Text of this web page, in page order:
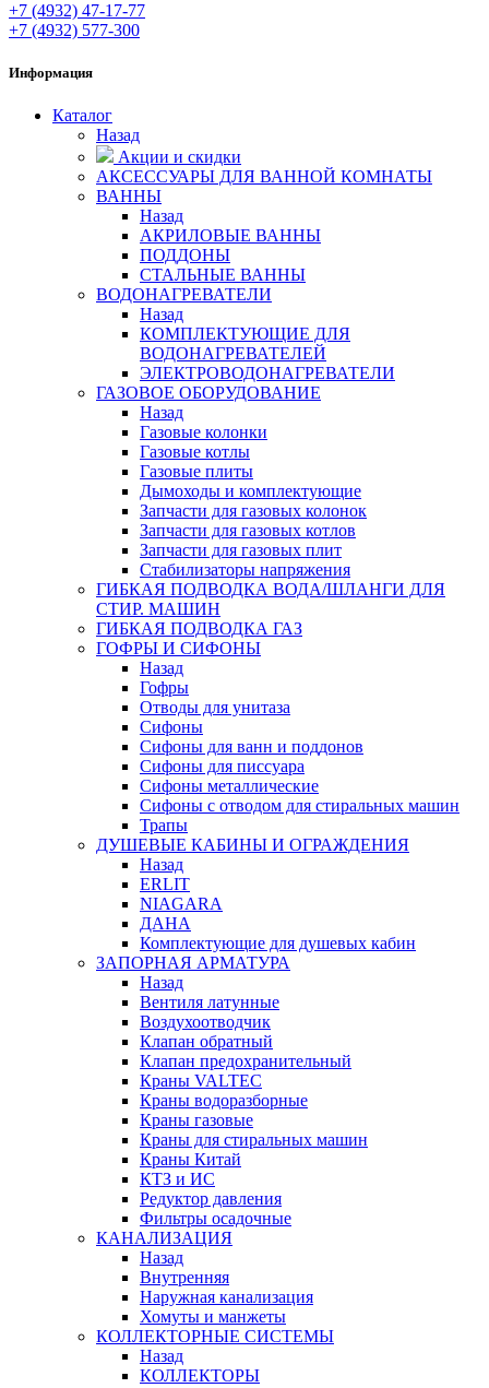
+7 (4932) 47-17-77
+7 (4932) 577-300
Информация
Каталог
Назад
Акции и скидки
АКСЕССУАРЫ ДЛЯ ВАННОЙ КОМНАТЫ
ВАННЫ
Назад
АКРИЛОВЫЕ ВАННЫ
ПОДДОНЫ
СТАЛЬНЫЕ ВАННЫ
ВОДОНАГРЕВАТЕЛИ
Назад
КОМПЛЕКТУЮЩИЕ ДЛЯ
ВОДОНАГРЕВАТЕЛЕЙ
ЭЛЕКТРОВОДОНАГРЕВАТЕЛИ
ГАЗОВОЕ ОБОРУДОВАНИЕ
Назад
Газовые колонки
Газовые котлы
Газовые плиты
Дымоходы и комплектующие
Запчасти для газовых колонок
Запчасти для газовых котлов
Запчасти для газовых плит
Стабилизаторы напряжения
ГИБКАЯ ПОДВОДКА ВОДА/ШЛАНГИ ДЛЯ
СТИР. МАШИН
ГИБКАЯ ПОДВОДКА ГАЗ
ГОФРЫ И СИФОНЫ
Назад
Гофры
Отводы для унитаза
Сифоны
Сифоны для ванн и поддонов
Сифоны для писсуара
Сифоны металлические
Сифоны с отводом для стиральных машин
Трапы
ДУШЕВЫЕ КАБИНЫ И ОГРАЖДЕНИЯ
Назад
ERLIT
NIAGARA
ДАНА
Комплектующие для душевых кабин
ЗАПОРНАЯ АРМАТУРА
Назад
Вентиля латунные
Воздухоотводчик
Клапан обратный
Клапан предохранительный
Краны VALTEC
Краны водоразборные
Краны газовые
Краны для стиральных машин
Краны Китай
КТЗ и ИС
Редуктор давления
Фильтры осадочные
КАНАЛИЗАЦИЯ
Назад
Внутренняя
Наружная канализация
Хомуты и манжеты
КОЛЛЕКТОРНЫЕ СИСТЕМЫ
Назад
КОЛЛЕКТОРЫ